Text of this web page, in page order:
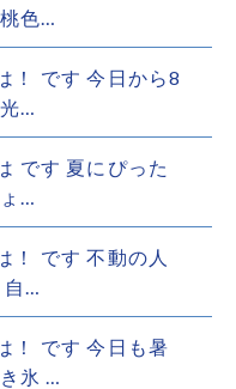
色…
！ です 今日から8
…
です️ 夏にぴった
…
！ です 不動の人
自…
！ です 今日も暑
氷 …